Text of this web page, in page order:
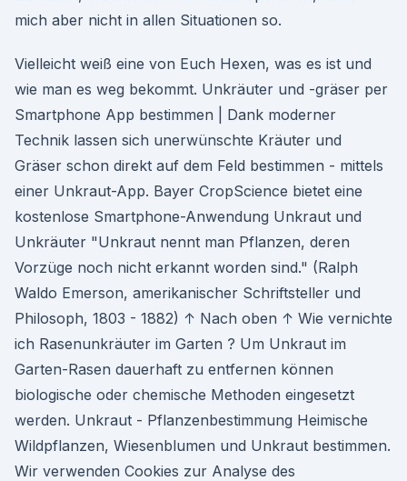
mich aber nicht in allen Situationen so.
Vielleicht weiß eine von Euch Hexen, was es ist und
wie man es weg bekommt. Unkräuter und -gräser per
Smartphone App bestimmen | Dank moderner
Technik lassen sich unerwünschte Kräuter und
Gräser schon direkt auf dem Feld bestimmen - mittels
einer Unkraut-App. Bayer CropScience bietet eine
kostenlose Smartphone-Anwendung Unkraut und
Unkräuter "Unkraut nennt man Pflanzen, deren
Vorzüge noch nicht erkannt worden sind." (Ralph
Waldo Emerson, amerikanischer Schriftsteller und
Philosoph, 1803 - 1882) ↑ Nach oben ↑ Wie vernichte
ich Rasenunkräuter im Garten ? Um Unkraut im
Garten-Rasen dauerhaft zu entfernen können
biologische oder chemische Methoden eingesetzt
werden. Unkraut - Pflanzenbestimmung Heimische
Wildpflanzen, Wiesenblumen und Unkraut bestimmen.
Wir verwenden Cookies zur Analyse des